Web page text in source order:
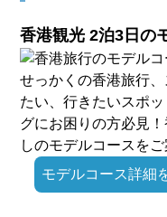
香港観光 2泊3日の
せっかくの香港旅行
たい、行きたいスポ
グにお困りの方必見
しのモデルコースをご
モデルコース詳細